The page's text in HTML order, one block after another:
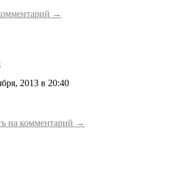
→
2013 в 20:40
на комментарий →